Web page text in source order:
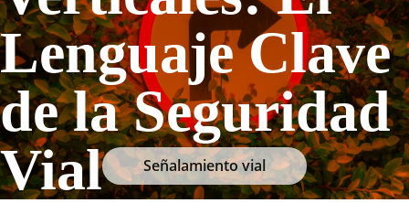
Lenguaje Clave
de la Seguridad
Vial
Señalamiento vial